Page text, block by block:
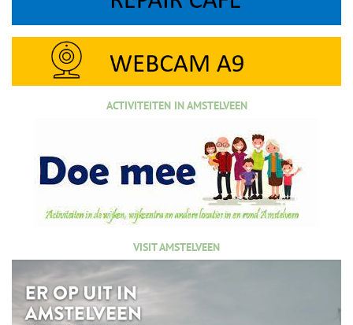
ACTIVITEITEN IN AMSTELVEEN
VISIT AMSTELVEEN